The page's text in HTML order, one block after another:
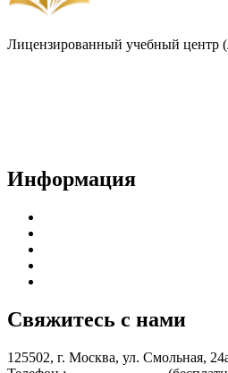
Лицензированный учебный центр
Информация
Свяжитесь с нами
125502, г. Москва, ул. Смольная,